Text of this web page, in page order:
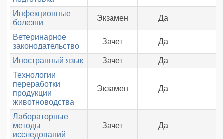
Инфекционные
болезни
Экзамен Да
Ветеринарное
законодательство
Зачет Да
Иностранный язык Зачет
Да
Технологии
переработки
продукции
животноводства
Экзамен Да
Лабораторные
методы
исследований
Зачет Да